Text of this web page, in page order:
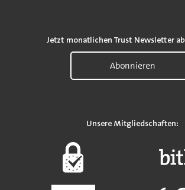
Jetzt monatlichen Trust Newsletter
Abonnieren
Unsere Mitgliedschaften: